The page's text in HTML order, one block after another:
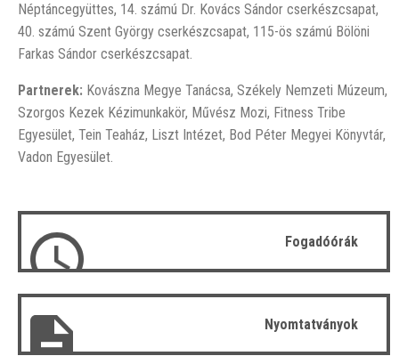
Néptáncegyüttes, 14. számú Dr. Kovács Sándor cserkészcsapat,
40. számú Szent György cserkészcsapat, 115-ös számú Bölöni
Farkas Sándor cserkészcsapat.
Partnerek: Kovászna Megye Tanácsa, Székely Nemzeti Múzeum,
Szorgos Kezek Kézimunkakör, Művész Mozi, Fitness Tribe
Egyesület, Tein Teaház, Liszt Intézet, Bod Péter Megyei Könyvtár,
Vadon Egyesület.
Fogadóórák
Nyomtatványok